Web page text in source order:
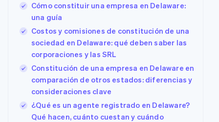
Cómo constituir una empresa en Delaware:
una guía
Costos y comisiones de constitución de una
sociedad en Delaware: qué deben saber las
corporaciones y las SRL
Constitución de una empresa en Delaware en
comparación de otros estados: diferencias y
consideraciones clave
¿Qué es un agente registrado en Delaware?
Qué hacen, cuánto cuestan y cuándo